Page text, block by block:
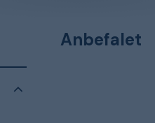
Anbefalet